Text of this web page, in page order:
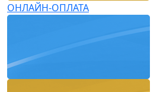
ОНЛАЙН-ОПЛАТА